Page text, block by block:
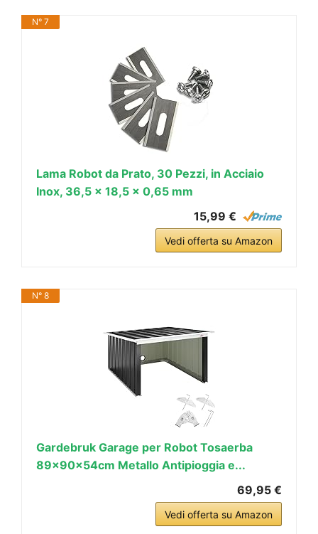
N° 7
Lama Robot da Prato, 30 Pezzi, in Acciaio
Inox, 36,5 x 18,5 x 0,65 mm
15,99 €
Vedi offerta su Amazon
N° 8
Gardebruk Garage per Robot Tosaerba
89x90x54cm Metallo Antipioggia e...
69,95 €
Vedi offerta su Amazon